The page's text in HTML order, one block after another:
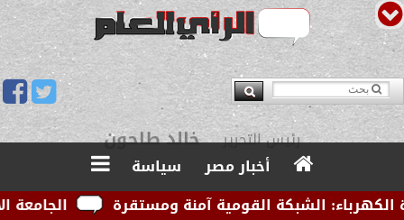
مدير التحرير يوسف قبودان
أخبار مصر
سياسة
الجامعة
الشبكة القومية آمنة ومستقرة